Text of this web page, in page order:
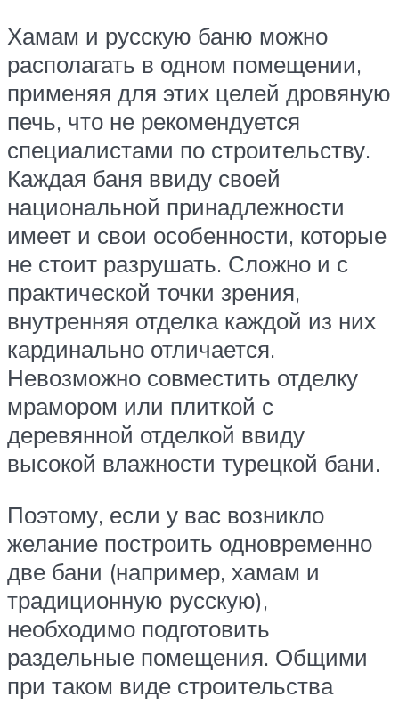
Хамам и русскую баню можно
располагать в одном помещении,
применяя для этих целей дровяную
печь, что не рекомендуется
специалистами по строительству.
Каждая баня ввиду своей
национальной принадлежности
имеет и свои особенности, которые
не стоит разрушать. Сложно и с
практической точки зрения,
внутренняя отделка каждой из них
кардинально отличается.
Невозможно совместить отделку
мрамором или плиткой с
деревянной отделкой ввиду
высокой влажности турецкой бани.
Поэтому, если у вас возникло
желание построить одновременно
две бани (например, хамам и
традиционную русскую),
необходимо подготовить
раздельные помещения. Общими
при таком виде строительства